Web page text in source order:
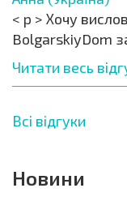
< p > Хочу
BolgarskiyDom
Читати весь
Всі відгуки
Новини